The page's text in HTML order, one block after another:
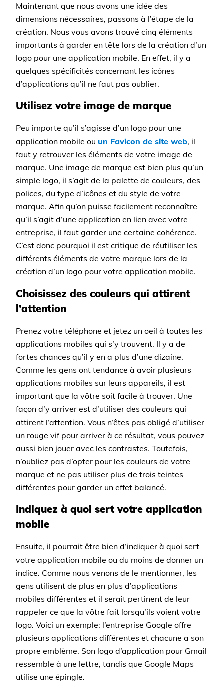
Maintenant que nous avons une idée des
dimensions nécessaires, passons à l’étape de la
création. Nous vous avons trouvé cinq éléments
importants à garder en tête lors de la création d’un
logo pour une application mobile. En effet, il y a
quelques spécificités concernant les icônes
d’applications qu’il ne faut pas oublier.
Utilisez votre image de marque
Peu importe qu’il s’agisse d’un logo pour une
application mobile ou un Favicon de site web, il
faut y retrouver les éléments de votre image de
marque. Une image de marque est bien plus qu’un
simple logo, il s’agit de la palette de couleurs, des
polices, du type d’icônes et du style de votre
marque. Afin qu’on puisse facilement reconnaître
qu’il s’agit d’une application en lien avec votre
entreprise, il faut garder une certaine cohérence.
C’est donc pourquoi il est critique de réutiliser les
différents éléments de votre marque lors de la
création d’un logo pour votre application mobile.
Choisissez des couleurs qui attirent
l’attention
Prenez votre téléphone et jetez un oeil à toutes les
applications mobiles qui s’y trouvent. Il y a de
fortes chances qu’il y en a plus d’une dizaine.
Comme les gens ont tendance à avoir plusieurs
applications mobiles sur leurs appareils, il est
important que la vôtre soit facile à trouver. Une
façon d’y arriver est d’utiliser des couleurs qui
attirent l’attention. Vous n’êtes pas obligé d’utiliser
un rouge vif pour arriver à ce résultat, vous pouvez
aussi bien jouer avec les contrastes. Toutefois,
n’oubliez pas d’opter pour les couleurs de votre
marque et ne pas utiliser plus de trois teintes
différentes pour garder un effet balancé.
Indiquez à quoi sert votre application
mobile
Ensuite, il pourrait être bien d’indiquer à quoi sert
votre application mobile ou du moins de donner un
indice. Comme nous venons de le mentionner, les
gens utilisent de plus en plus d’applications
mobiles différentes et il serait pertinent de leur
rappeler ce que la vôtre fait lorsqu’ils voient votre
logo. Voici un exemple: l’entreprise Google offre
plusieurs applications différentes et chacune a son
propre emblème. Son logo d’application pour Gmail
ressemble à une lettre, tandis que Google Maps
utilise une épingle.